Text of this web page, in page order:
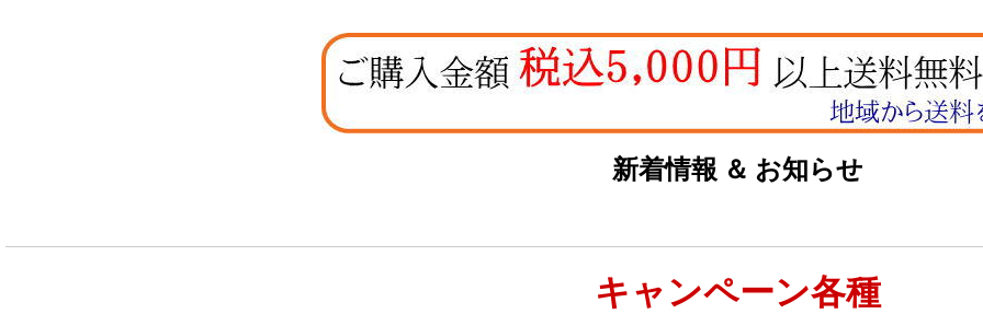
新着情報 ＆ お知らせ
キャンペーン各種